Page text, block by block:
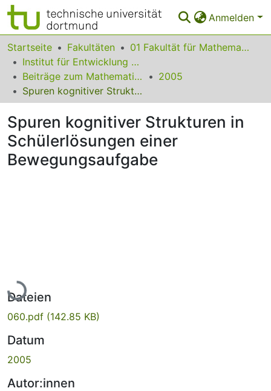
Anmelden
Bereiche & Sammlungen
Das gesamte Repositorium
Statistiken
FAQ
Leitlinien
Zurück zur Startseite
Startseite Fakultäten
01 Fakultät für Mathematik
Institut für Entwicklung und Erforschung des Mathematikunterrichts
Beiträge zum Mathematikunterricht
2005
Spuren kognitiver Strukturen in Schülerlösungen einer Bewegungsaufgabe
Spuren kognitiver Strukturen in
Schülerlösungen einer
Bewegungsaufgabe
Lade...
Dateien
060.pdf (142.85 KB)
Datum
2005
Autor:innen